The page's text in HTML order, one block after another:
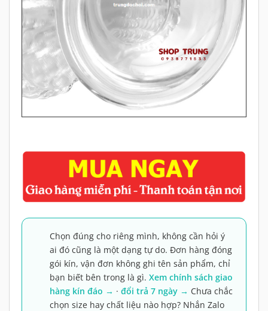
Chọn đúng cho riêng mình, không cần hỏi ý
ai đó cũng là một dạng tự do. Đơn hàng đóng
gói kín, vận đơn không ghi tên sản phẩm, chỉ
bạn biết bên trong là gì. Xem chính sách giao
hàng kín đáo → · đổi trả 7 ngày → Chưa chắc
chọn size hay chất liệu nào hợp? Nhắn Zalo